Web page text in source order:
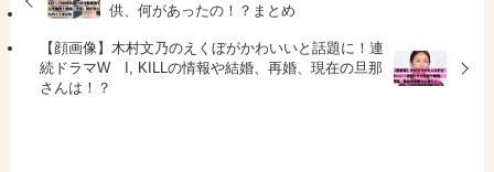
供、何があったの！？まとめ
【顔画像】木村文乃のえくぼがかわいいと話題に！連
続ドラマW I, KILLの情報や結婚、再婚、現在の旦那
さんは！？